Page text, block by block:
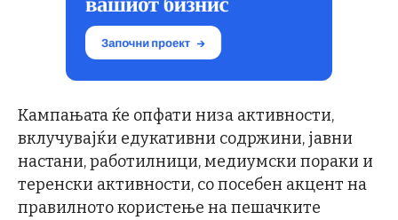
Кампањата ќе опфати низа активности,
вклучувајќи едукативни содржини, јавни
настани, работилници, медиумски пораки и
теренски активности, со посебен акцент на
правилното користење на пешачките